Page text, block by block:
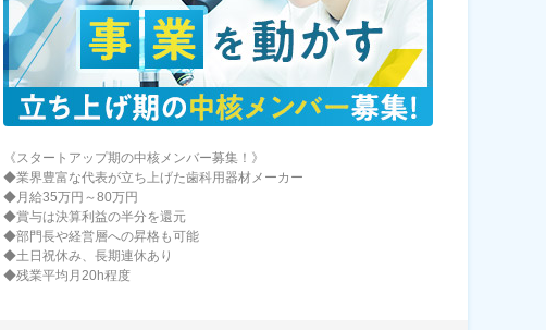
《スタートアップ期の中核メンバー募集！》
◆業界豊富な代表が立ち上げた歯科用器材メーカー
◆月給35万円～80万円
◆賞与は決算利益の半分を還元
◆部門長や経営層への昇格も可能
◆土日祝休み、長期連休あり
◆残業平均月20h程度